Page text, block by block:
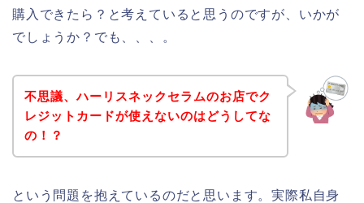
購入できたら？と考えていると思うのですが、いかが
でしょうか？でも、、、。
不思議、ハーリスネックセラムのお店でク
レジットカードが使えないのはどうしてな
の！？
という問題を抱えているのだと思います。実際私自身